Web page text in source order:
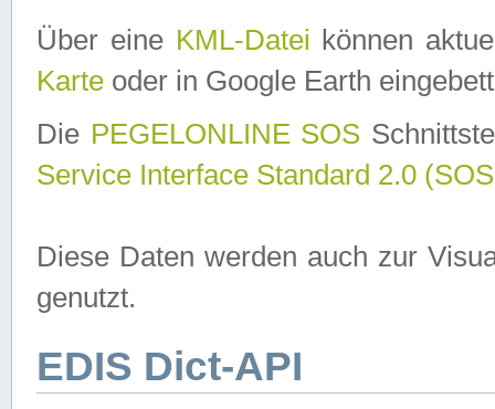
Über eine KML-Datei können
Karte oder in Google Earth
Die PEGELONLINE SOS
Service Interface Standard 2.0
Diese Daten werden auch zur
genutzt.
EDIS Dict-API